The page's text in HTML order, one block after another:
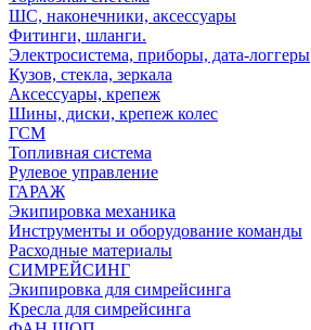
ШС, наконечники, аксессуары
Фитинги, шланги.
Электросистема, приборы, дата-логгеры
Кузов, стекла, зеркала
Аксессуары, крепеж
Шины, диски, крепеж колес
ГСМ
Топливная система
Рулевое управление
ГАРАЖ
Экипировка механика
Инструменты и оборудование команды
Расходные материалы
СИМРЕЙСИНГ
Экипировка для симрейсинга
Кресла для симрейсинга